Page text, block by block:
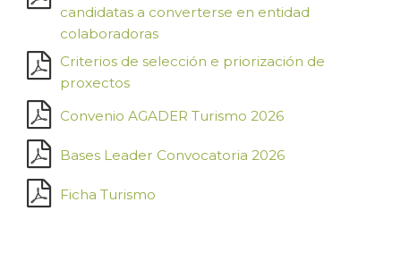
candidatas a converterse en entidad
colaboradoras
Criterios de selección e priorización de
proxectos
Convenio AGADER Turismo 2026
Bases Leader Convocatoria 2026
Ficha Turismo